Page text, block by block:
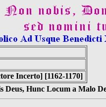
Incerto] [1162-1170]
Hunc Locum a Malo